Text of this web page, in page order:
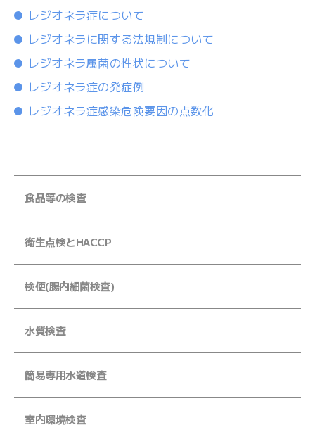
レジオネラ症について
レジオネラに関する法規制について
レジオネラ属菌の性状について
レジオネラ症の発症例
レジオネラ症感染危険要因の点数化
食品等の検査
衛生点検とHACCP
検便(腸内細菌検査)
水質検査
簡易専用水道検査
室内環境検査